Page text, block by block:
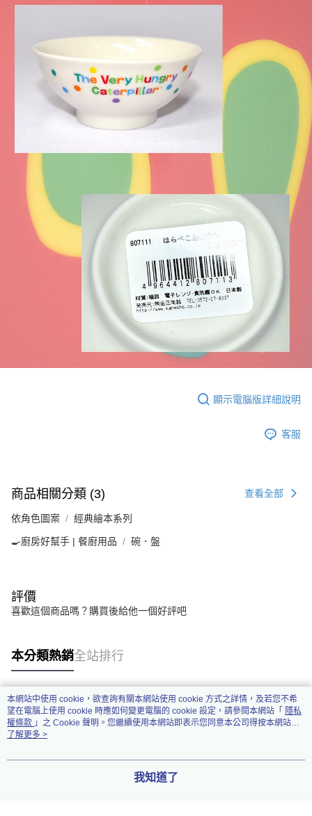
顯示電腦版詳細說明
客服
商品相關分類 (3) 查看全部
依角色圖案 經典繪本系列
🍳廚房好幫手 | 餐廚用品 碗．盤
評價
喜歡這個商品嗎？購買後給他一個好評吧
本分類熱銷全站排行
熱門標籤
本網站中使用 cookie，欲查詢有關本網站使用 cookie 方式之詳情，及若您不希
望在電腦上使用 cookie 時應如何變更電腦的 cookie 設定，請參閱本網站「 隱私
權條款 」之 Cookie 聲明。您繼續使用本網站即表示您同意本公司得按本網站使
用條款之 Cookie 聲明使用 cookie。
了解更多 >
我知道了